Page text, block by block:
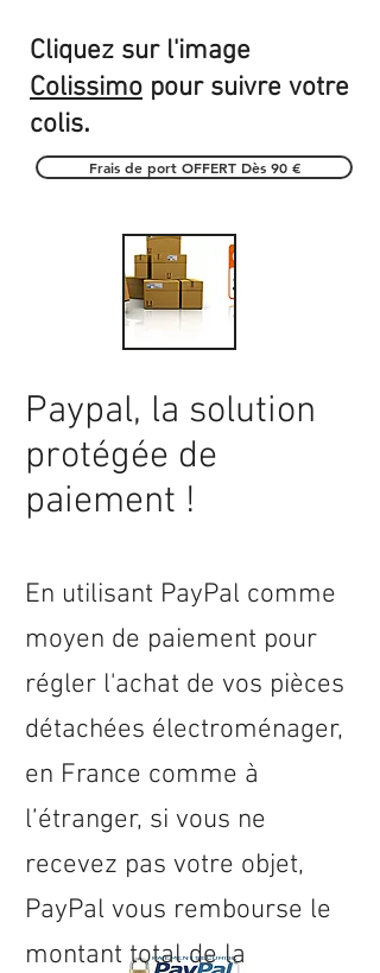
Cliquez sur l'image
Colissimo pour suivre votre
colis.
Frais de port OFFERT Dès 90 €
Paypal, la solution
protégée de
paiement !
En utilisant PayPal comme
moyen de paiement pour
régler l'achat de vos pièces
détachées électroménager,
en France comme à
l’étranger, si vous ne
recevez pas votre objet,
PayPal vous rembourse le
montant total de la